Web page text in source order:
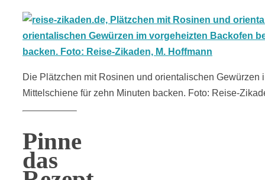
Die Plätzchen mit Rosinen und orientalischen
Mittelschiene für zehn Minuten backen. Foto: Reise-
Pinne
das